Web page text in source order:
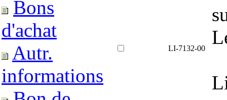
Bons
d'achat
Autr.
informations
LI-7132-00